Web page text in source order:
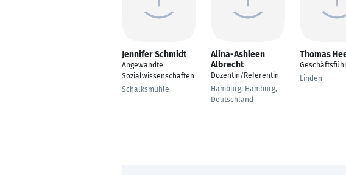
Jennifer Schmidt
Angewandte
Sozialwissenschaften
Schalksmühle
Alina-Ashleen
Albrecht
Dozentin/Referentin
Hamburg, Hamburg,
Deutschland
Thomas
Linden